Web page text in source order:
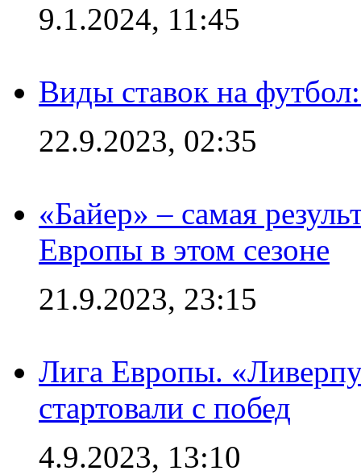
9.1.2024, 11:45
Виды ставок на
22.9.2023, 02:35
«Байер» – самая
Европы в этом сезоне
21.9.2023, 23:15
Лига Европы.
стартовали с побед
4.9.2023, 13:10